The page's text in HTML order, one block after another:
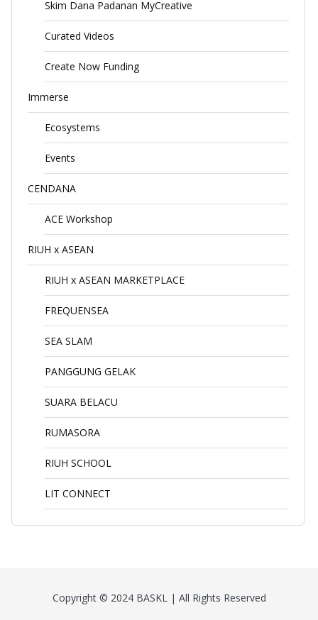
Skim Dana Padanan MyCreative
Curated Videos
Create Now Funding
Immerse
Ecosystems
Events
CENDANA
ACE Workshop
RIUH x ASEAN
RIUH x ASEAN MARKETPLACE
FREQUENSEA
SEA SLAM
PANGGUNG GELAK
SUARA BELACU
RUMASORA
RIUH SCHOOL
LIT CONNECT
Copyright © 2024 BASKL | All Rights Reserved